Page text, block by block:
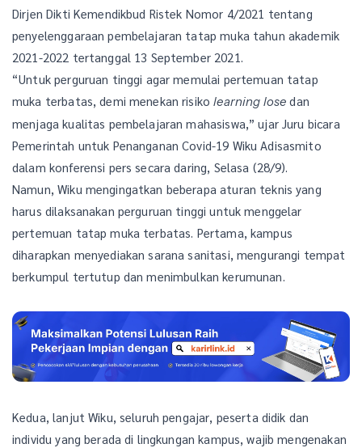
Dirjen Dikti Kemendikbud Ristek Nomor 4/2021 tentang
penyelenggaraan pembelajaran tatap muka tahun akademik
2021-2022 tertanggal 13 September 2021.
“Untuk perguruan tinggi agar memulai pertemuan tatap
muka terbatas, demi menekan risikolearning lose dan
menjaga kualitas pembelajaran mahasiswa,” ujar Juru bicara
Pemerintah untuk Penanganan Covid-19 Wiku Adisasmito
dalam konferensi pers secara daring, Selasa (28/9).
Namun, Wiku mengingatkan beberapa aturan teknis yang
harus dilaksanakan perguruan tinggi untuk menggelar
pertemuan tatap muka terbatas. Pertama, kampus
diharapkan menyediakan sarana sanitasi, mengurangi tempat
berkumpul tertutup dan menimbulkan kerumunan.
Kedua, lanjut Wiku, seluruh pengajar, peserta didik dan
individu yang berada di lingkungan kampus, wajib mengenakan